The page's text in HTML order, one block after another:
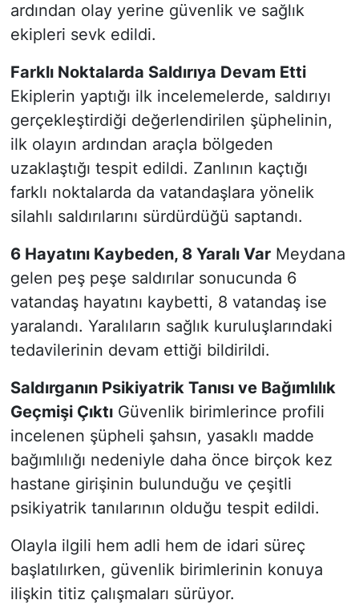
ardından olay yerine güvenlik ve sağlık
ekipleri sevk edildi.
Farklı Noktalarda Saldırıya Devam Etti
Ekiplerin yaptığı ilk incelemelerde, saldırıyı
gerçekleştirdiği değerlendirilen şüphelinin,
ilk olayın ardından araçla bölgeden
uzaklaştığı tespit edildi. Zanlının kaçtığı
farklı noktalarda da vatandaşlara yönelik
silahlı saldırılarını sürdürdüğü saptandı.
6 Hayatını Kaybeden, 8 Yaralı VarMeydana
gelen peş peşe saldırılar sonucunda 6
vatandaş hayatını kaybetti, 8 vatandaş ise
yaralandı. Yaralıların sağlık kuruluşlarındaki
tedavilerinin devam ettiği bildirildi.
Saldırganın Psikiyatrik Tanısı ve Bağımlılık
Geçmişi ÇıktıGüvenlik birimlerince profili
incelenen şüpheli şahsın, yasaklı madde
bağımlılığı nedeniyle daha önce birçok kez
hastane girişinin bulunduğu ve çeşitli
psikiyatrik tanılarının olduğu tespit edildi.
Olayla ilgili hem adli hem de idari süreç
başlatılırken, güvenlik birimlerinin konuya
ilişkin titiz çalışmaları sürüyor.